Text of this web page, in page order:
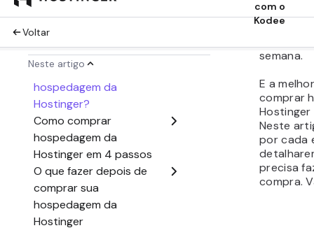
site
semana.
E a
comprar
Hostinger
Neste
por cada
precisa
compra.